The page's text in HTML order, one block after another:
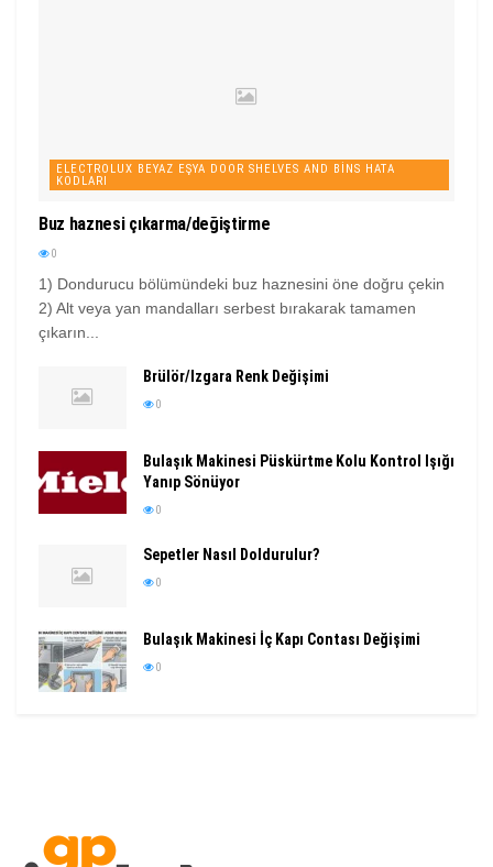
ELECTROLUX BEYAZ EŞYA DOOR SHELVES AND BINS HATA
KODLARI
Buz haznesi çıkarma/değiştirme
0
1) Dondurucu bölümündeki buz haznesini öne doğru çekin
2) Alt veya yan mandalları serbest bırakarak tamamen
çıkarın...
Brülör/Izgara Renk Değişimi
0
Bulaşık Makinesi Püskürtme Kolu Kontrol Işığı
Yanıp Sönüyor
0
Sepetler Nasıl Doldurulur?
0
Bulaşık Makinesi İç Kapı Contası Değişimi
0